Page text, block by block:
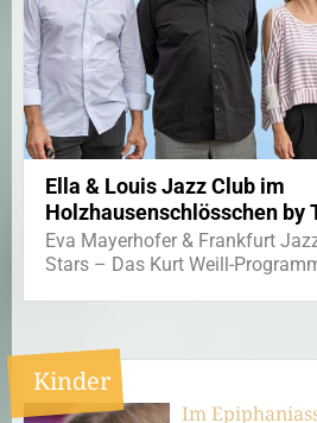
Ella & Louis Jazz Club im
Holzhausenschlösschen by
Eva Mayerhofer & Frankfurt
Stars – Das Kurt Weill-
Im
Kinder